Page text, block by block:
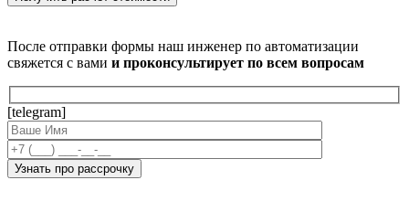
После отправки формы наш инженер по автоматизации
свяжется с вами и проконсультирует по всем вопросам
[telegram]